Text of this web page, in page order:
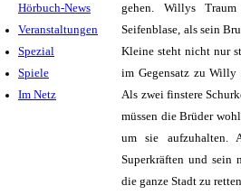
Hörbuch-News
Veranstaltungen
Spezial
Spiele
Im Netz
gehen. Willys
Seifenblase, als sein
Kleine steht nicht nur
im Gegensatz zu Willy
Als zwei finstere
müssen die Brüder
um sie aufzuhalten.
Superkräften und sein
die ganze Stadt zu